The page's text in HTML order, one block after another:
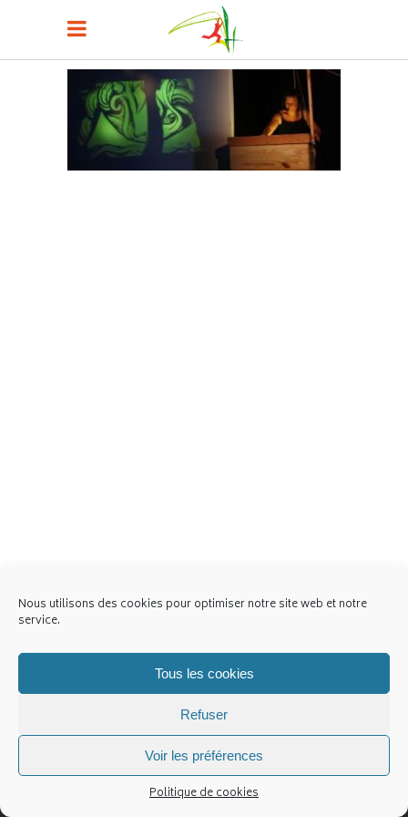
Nous utilisons des cookies pour optimiser notre site web et notre
service.
Tous les cookies
Refuser
Voir les préférences
Politique de cookies
Contact Politique de cookies (UE)